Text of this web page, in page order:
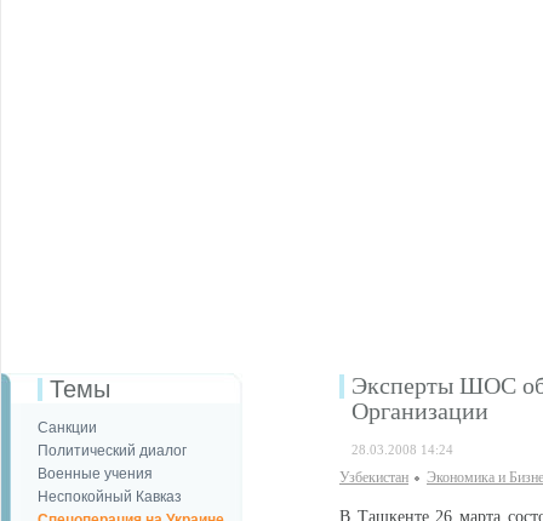
Темы
Санкции
Политический диалог
Военные учения
Неспокойный Кавказ
Эксперты ШОС
Организации
28.03.2008 14:24
Узбекистан Экономика и
В Ташкенте 26 марта